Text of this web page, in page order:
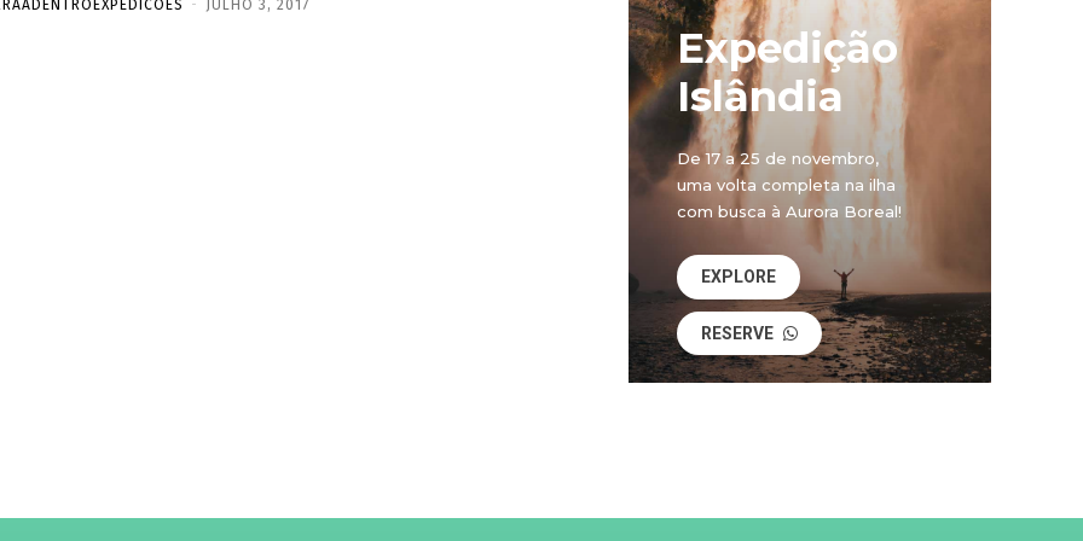
- JULHO 3, 2017
Expedição
Islândia
De 17 a 25 de novembro,
uma volta completa na ilha
com busca à Aurora Boreal!
EXPLORE
RESERVE